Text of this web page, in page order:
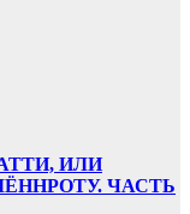
ИЛИ
ЧАСТЬ